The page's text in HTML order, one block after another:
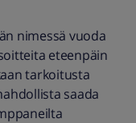
nimessä vuoda
eteenpäin
tarkoitusta
saada